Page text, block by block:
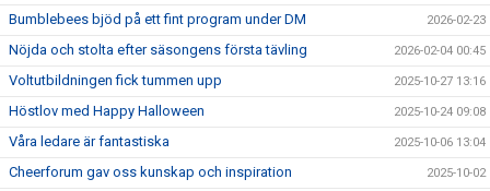
Bumblebees bjöd på ett fint program under DM 2026-02-23
Nöjda och stolta efter säsongens första tävling 2026-02-04 00:45
Voltutbildningen fick tummen upp 2025-10-27 13:16
Höstlov med Happy Halloween 2025-10-24 09:08
Våra ledare är fantastiska 2025-10-06 13:04
Cheerforum gav oss kunskap och inspiration 2025-10-02